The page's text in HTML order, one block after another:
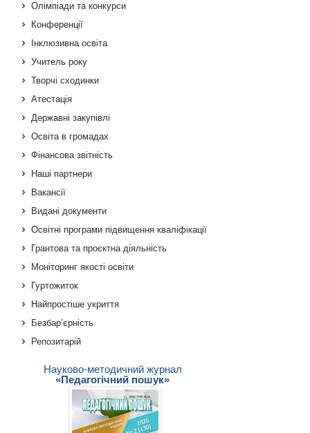
Олімпіади та конкурси
Конференції
Інклюзивна освіта
Учитель року
Творчі сходинки
Атестація
Державні закупівлі
Освіта в громадах
Фінансова звітність
Наші партнери
Вакансії
Видані документи
Освітні програми підвищення кваліфікації
Грантова та проєктна діяльність
Моніторинг якості освіти
Гуртожиток
Найпростіше укриття
Безбар’єрність
Репозитарій
Науково-методичний журнал
«Педагогічний пошук»